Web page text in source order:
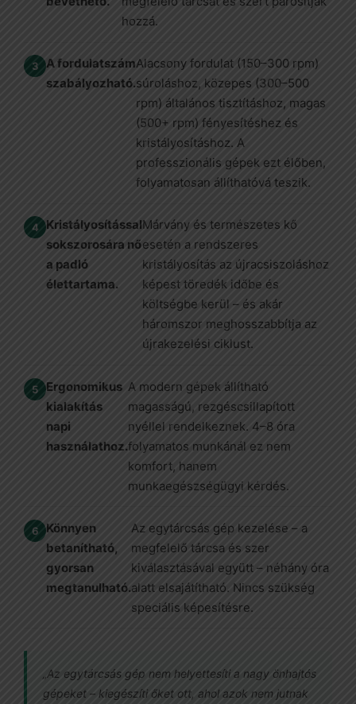
hozzá.
A fordulatszám
szabályozható.
Alacsony fordulat (150–300 rpm)
súroláshoz, közepes (300–500
rpm) általános tisztításhoz, magas
(500+ rpm) fényesítéshez és
kristályosításhoz. A
professzionális gépek ezt élőben,
folyamatosan állíthatóvá teszik.
Kristályosítással
sokszorosára nő
a padló
élettartama.
Márvány és természetes kő
esetén a rendszeres
kristályosítás az újracsiszoláshoz
képest töredék időbe és
költségbe kerül – és akár
háromszor meghosszabbítja az
újrakezelési ciklust.
Ergonomikus
kialakítás
napi
használathoz.
A modern gépek állítható
magasságú, rezgéscsillapított
nyéllel rendelkeznek. 4–8 óra
folyamatos munkánál ez nem
komfort, hanem
munkaegészségügyi kérdés.
Könnyen
betanítható,
gyorsan
megtanulható.
Az egytárcsás gép kezelése – a
megfelelő tárcsa és szer
kiválasztásával együtt – néhány óra
alatt elsajátítható. Nincs szükség
speciális képesítésre.
„Az egytárcsás gép nem helyettesíti a nagy önhajtós
gépeket – kiegészíti őket ott, ahol azok nem jutnak